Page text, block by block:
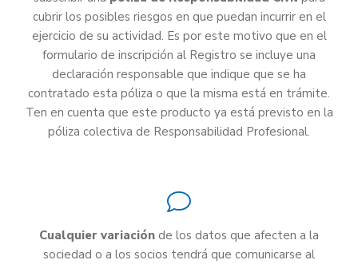
cubrir los posibles riesgos en que puedan incurrir en el
ejercicio de su actividad. Es por este motivo que en el
formulario de inscripción al Registro se incluye una
declaración responsable que indique que se ha
contratado esta póliza o que la misma está en trámite.
Ten en cuenta que este producto ya está previsto en la
póliza colectiva de Responsabilidad Profesional.
Cualquier variación de los datos que afecten a la
sociedad o a los socios tendrá que comunicarse al